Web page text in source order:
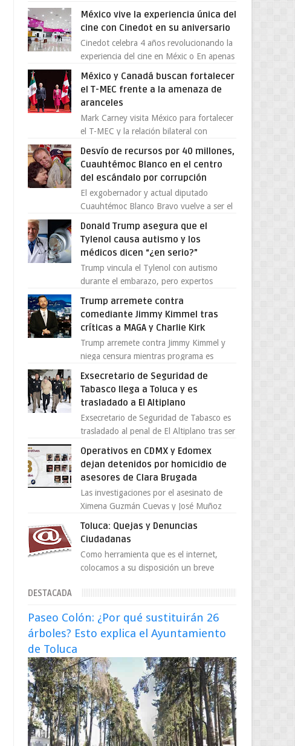
emprendedores Con la creciente neces...
México vive la experiencia única del
cine con Cinedot en su aniversario
Cinedot celebra 4 años revolucionando la
experiencia del cine en Méxic o En apenas
es posible reinve...
México y Canadá buscan fortalecer
el T-MEC frente a la amenaza de
aranceles
Mark Carney visita México para fortalecer
el T-MEC y la relación bilateral con
Canadá En medio de la tensión comercial
provocada por la ofen...
Desvío de recursos por 40 millones,
Cuauhtémoc Blanco en el centro
del escándalo por corrupción
El exgobernador y actual diputado
Cuauhtémoc Blanco Bravo vuelve a ser el
enfrentando señalamientos por...
Donald Trump asegura que el
Tylenol causa autismo y los
médicos dicen “¿en serio?”
Trump vincula el Tylenol con autismo
durante el embarazo, pero expertos
nuevo episodio de declaraciones...
Trump arremete contra
comediante Jimmy Kimmel tras
críticas a MAGA y Charlie Kirk
Trump arremete contra Jimmy Kimmel y
niega censura mientras programa es
programa Jimmy Kimmel Live! ...
Exsecretario de Seguridad de
Tabasco llega a Toluca y es
trasladado a El Altiplano
Exsecretario de Seguridad de Tabasco es
trasladado al penal de El Altiplano tras ser
Seguridad Públi...
Operativos en CDMX y Edomex
dejan detenidos por homicidio de
asesores de Clara Brugada
Las investigaciones por el asesinato de
Ximena Guzmán Cuevas y José Muñoz
de asesores de la jefa d...
Toluca: Quejas y Denuncias
Ciudadanas
Como herramienta que es el internet,
colocamos a su disposición un breve
denuncia ciudadana la e...
DESTACADA
Paseo Colón: ¿Por qué sustituirán 26
árboles? Esto explica el Ayuntamiento
de Toluca